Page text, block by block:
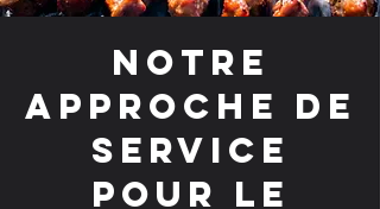
Notre
approche de
service
pour le